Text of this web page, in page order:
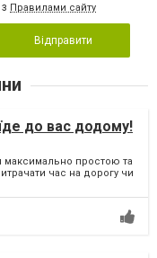
Правилами сайту
Відправити
до вас додому!
максимально простою та
час на дорогу чи